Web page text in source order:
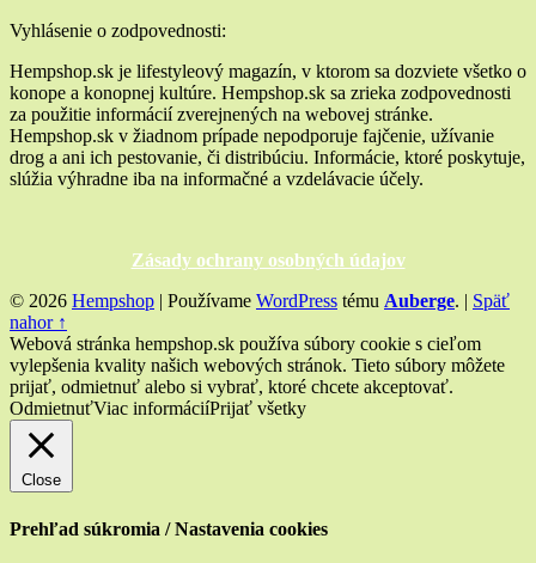
Vyhlásenie o zodpovednosti:
Hempshop.sk je lifestyleový magazín, v ktorom sa dozviete všetko o
konope a konopnej kultúre. Hempshop.sk sa zrieka zodpovednosti
za použitie informácií zverejnených na webovej stránke.
Hempshop.sk v žiadnom prípade nepodporuje fajčenie, užívanie
drog a ani ich pestovanie, či distribúciu. Informácie, ktoré poskytuje,
slúžia výhradne iba na informačné a vzdelávacie účely.
Zásady ochrany osobných údajov
© 2026 Hempshop | Používame WordPress tému Auberge. | Späť
nahor ↑
Webová stránka hempshop.sk používa súbory cookie s cieľom
vylepšenia kvality našich webových stránok. Tieto súbory môžete
prijať, odmietnuť alebo si vybrať, ktoré chcete akceptovať.
OdmietnuťViac informáciíPrijať všetky
Close
Prehľad súkromia / Nastavenia cookies